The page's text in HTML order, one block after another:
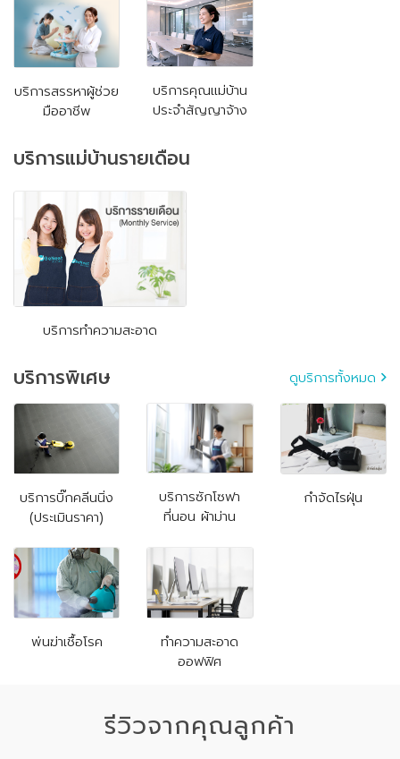
บริการสรรหาผู้ช่วย
มืออาชีพ
บริการคุณแม่บ้าน
ประจำสัญญาจ้าง
บริการแม่บ้านรายเดือน
บริการทำความสะอาด
บริการพิเศษ ดูบริการทั้งหมด
บริการบิ๊กคลีนนิ่ง
(ประเมินราคา)
บริการซักโซฟา
ที่นอน ผ้าม่าน
กำจัดไรฝุ่น
พ่นฆ่าเชื้อโรค
ทำความสะอาด
ออฟฟิศ
รีวิวจากคุณลูกค้า